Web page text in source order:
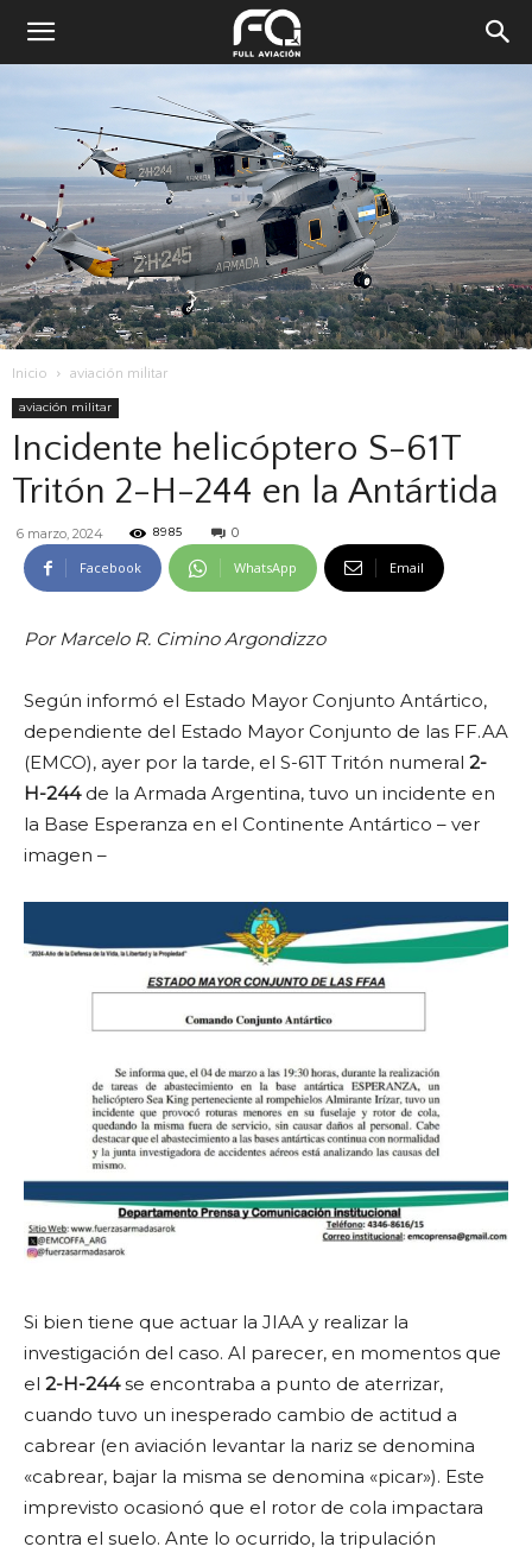
Inicio aviación militar
aviación militar
Incidente helicóptero S-61T
Tritón 2-H-244 en la Antártida
6 marzo, 2024 8985 0
Facebook WhatsApp Email
Por Marcelo R. Cimino Argondizzo
Según informó el Estado Mayor Conjunto Antártico,
dependiente del Estado Mayor Conjunto de las FF.AA
(EMCO), ayer por la tarde, el S-61T Tritón numeral 2-
H-244de la Armada Argentina, tuvo un incidente en
la Base Esperanza en el Continente Antártico – ver
imagen –
Si bien tiene que actuar la JIAA y realizar la
investigación del caso. Al parecer, en momentos que
el 2-H-244se encontraba a punto de aterrizar,
cuando tuvo un inesperado cambio de actitud a
cabrear (en aviación levantar la nariz se denomina
«cabrear, bajar la misma se denomina «picar»). Este
imprevisto ocasionó que el rotor de cola impactara
contra el suelo. Ante lo ocurrido, la tripulación